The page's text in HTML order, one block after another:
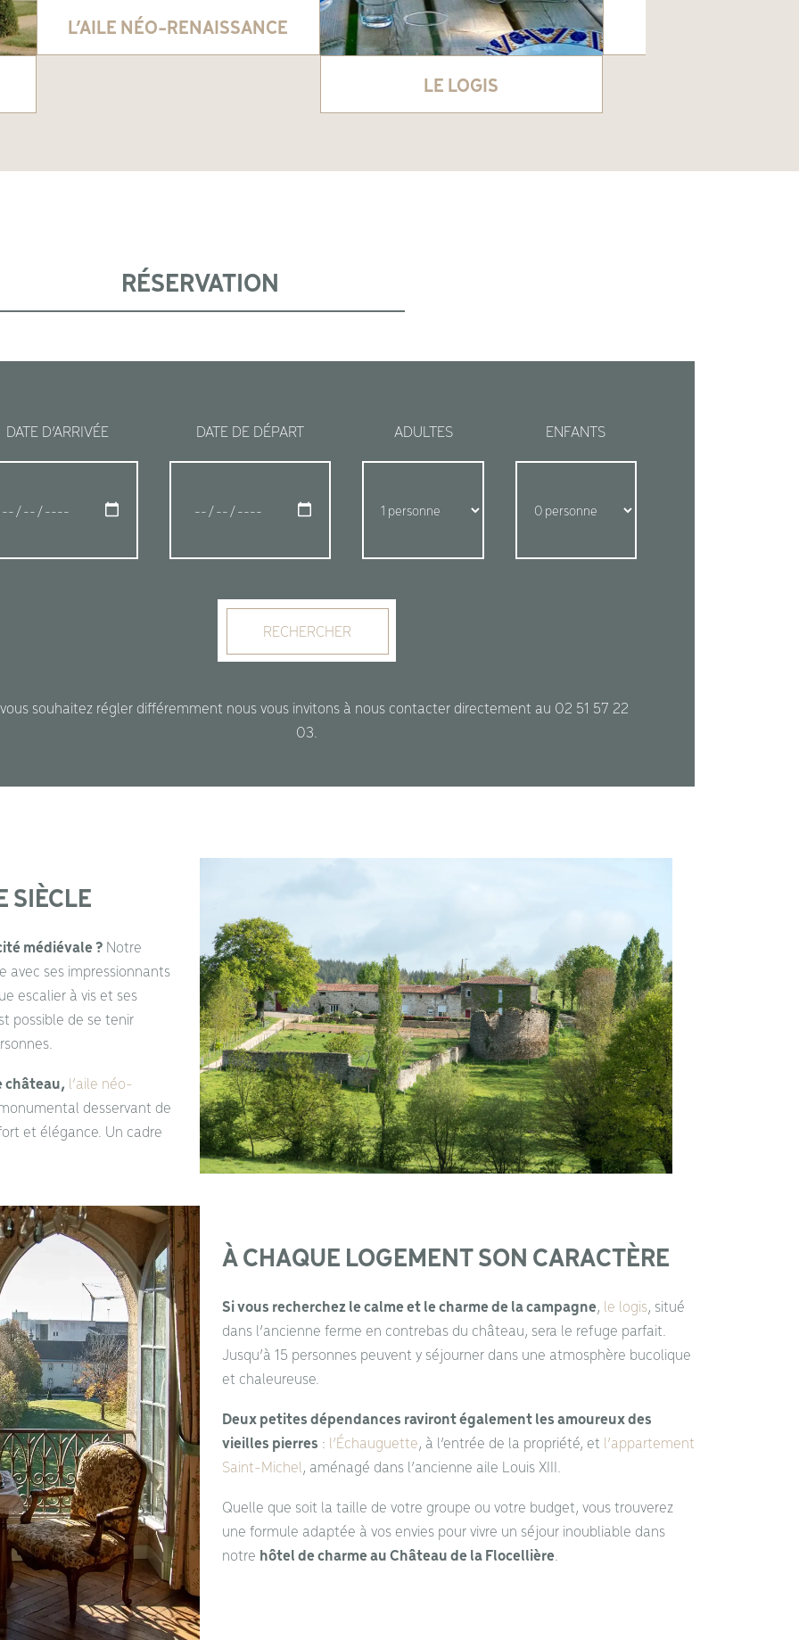
L’AILE NÉO-RENAISSANCE
LE LOGIS
RÉSERVATION
DATE D’ARRIVÉE DATE DE DÉPART ADULTES ENFANTS
RECHERCHER
souhaitez régler différemment nous vous invitons à nous contacter directement au 02 51 57 22
03.
SIÈCLE
médiévale ? Notre
avec ses impressionnants
escalier à vis et ses
possible de se tenir
château, l’aile néo-
desservant de
et élégance. Un cadre
À CHAQUE LOGEMENT SON CARACTÈRE
Si vous recherchez le calme et le charme de la campagne, le logis, situé
dans l’ancienne ferme en contrebas du château, sera le refuge parfait.
Jusqu’à 15 personnes peuvent y séjourner dans une atmosphère bucolique
et chaleureuse.
Deux petites dépendances raviront également les amoureux des
vieilles pierres : l’Échauguette, à l’entrée de la propriété, et l’appartement
Saint-Michel, aménagé dans l’ancienne aile Louis XIII.
Quelle que soit la taille de votre groupe ou votre budget, vous trouverez
une formule adaptée à vos envies pour vivre un séjour inoubliable dans
notre hôtel de charme au Château de la Flocellière